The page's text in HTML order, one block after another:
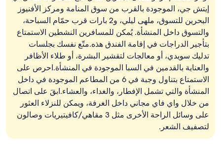
وسائل الراحة في المنشأة
نجوم
إيتش جي، الموجودة بالقرب من سوق المنامة ومركز الأفنيوز
البحرين للتسوق، ملهى ليلي، و2 بارات قرب حمّام السباحة،
والتسوق داخل المنشأة. يُمكن للمسافرين النشطين الاستمتاع
بتأجير الدراجات في إقامة الفندق هذه.متّع نفسك بجلسات
تدليك سويدي، أو معالجات لتقشير البشرة، أو طلاء الأظافر
والعناية بالقدمين في السبا الموجودة في المنشأة.احرص على
الاستمتاع بتناول وجبة في 6 من المطاعم الموجودة في داخل
المنشأة والتي تشمل الإفطار، والغداء، والعشاء.ابقَ على اتصال
من خلال واي فاي مجاني داخل الغرفة، ويمكن للنزلاء العثور
على وسائل الراحة الأخرى مثل 3 مقاهي/كافيتيريات وصالون
لتصفيف الشعر.